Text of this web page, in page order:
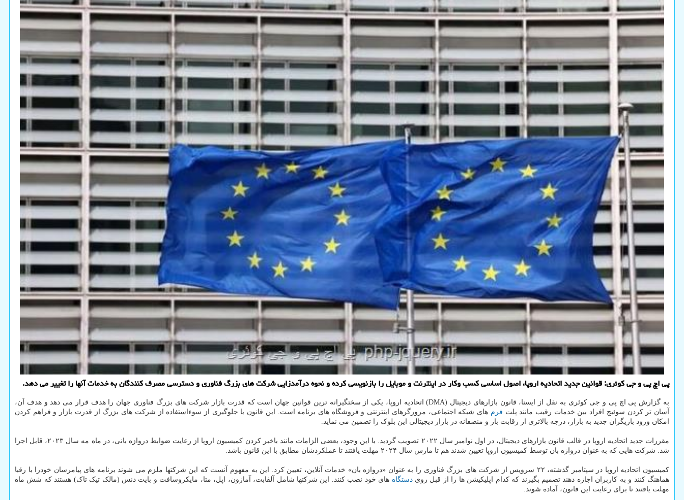
پی اچ پی و جی کوئری: قوانین جدید اتحادیه اروپا، اصول اساسی کسب وکار در اینترنت و موبایل را بازنویسی کرده و نحوه درآمدزایی شرکت های بزرگ فناوری و دسترسی مصرف کنندگان به خدمات آنها را تغییر می دهد.
به گزارش پی اچ پی و جی کوئری به نقل از ایسنا، قانون بازارهای دیجیتال (DMA) اتحادیه اروپا، یکی از سختگیرانه ترین قوانین جهان است که قدرت بازار شرکت های بزرگ فناوری جهان را هدف قرار می دهد و هدف آن،
آسان تر کردن سوئیچ افراد بین خدمات رقیب مانند پلت فرم های شبکه اجتماعی، مرورگرهای اینترنتی و فروشگاه های برنامه است. این قانون با جلوگیری از سوءاستفاده از شرکت های بزرگ از قدرت بازار و فراهم کردن
امکان ورود بازیگران جدید به بازار، درجه بالاتری از رقابت باز و منصفانه در بازار دیجیتالی این بلوک را تضمین می نماید.
مقررات جدید اتحادیه اروپا در قالب قانون بازارهای دیجیتال، در اول نوامبر سال ۲۰۲۲ تصویب گردید. با این وجود، بعضی الزامات مانند باخبر کردن کمیسیون اروپا از رعایت ضوابط دروازه بانی، در ماه مه سال ۲۰۲۳، قابل اجرا
شد. شرکت هایی که به عنوان دروازه بان توسط کمیسیون اروپا تعیین شدند هم تا مارس سال ۲۰۲۴ مهلت یافتند تا عملکردشان مطابق با این قانون باشد.
کمیسیون اتحادیه اروپا در سپتامبر گذشته، ۲۲ سرویس از شرکت های بزرگ فناوری را به عنوان «دروازه بان» خدمات آنلاین، تعیین کرد. این به مفهوم آنست که این شرکتها ملزم می شوند برنامه های پیامرسان خودرا با رقبا
هماهنگ کنند و به کاربران اجازه دهند تصمیم بگیرند که کدام اپلیکیشن ها را از قبل رویدستگاه های خود نصب کنند. این شرکتها شامل آلفابت، آمازون، اپل، متا، مایکروسافت و بایت دنس (مالک تیک تاک) هستند که شش ماه
مهلت یافتند تا برای رعایت این قانون، آماده شوند.